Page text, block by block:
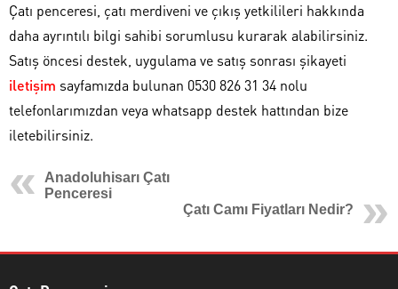
Çatı penceresi, çatı merdiveni ve çıkış yetkilileri hakkında
daha ayrıntılı bilgi sahibi sorumlusu kurarak alabilirsiniz.
Satış öncesi destek, uygulama ve satış sonrası şikayeti
iletişim sayfamızda bulunan 0530 826 31 34 nolu
telefonlarımızdan veya whatsapp destek hattından bize
iletebilirsiniz.
Anadoluhisarı Çatı
Penceresi
Çatı Camı Fiyatları Nedir?